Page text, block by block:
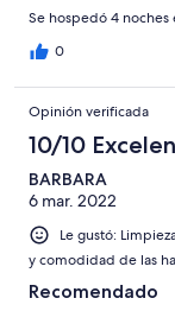
Se hospedó 4
0
Opinión verificada
10/10
BARBARA
6 mar. 2022
Le gustó:
y comodidad de las
Recomendado